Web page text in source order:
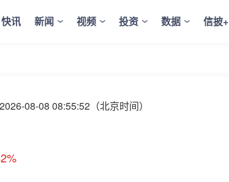
快讯 新闻 视频 投资 数据 信披+
2026-08-08 08:55:52（北京时间）